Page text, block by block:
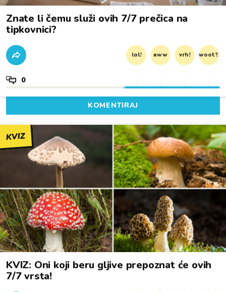
Znate li čemu služi ovih 7/7 prečica na
tipkovnici?
lol! aww vrh! woot?!
0
KOMENTIRAJ
KVIZ
KVIZ: Oni koji beru gljive prepoznat će ovih
7/7 vrsta!